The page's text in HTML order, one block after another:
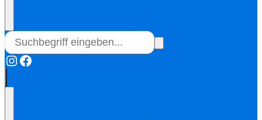
Instagram
Facebook